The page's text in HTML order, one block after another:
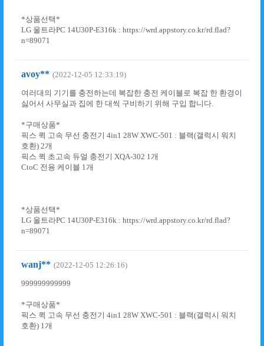
*상품선택*
LG 울트라PC 14U30P-E316k : https://wrd.appstory.co.kr/rd.flad?
n=89071
avoy** (2022-12-05 12:33:19)
여러대의 기기를 충전하는데 복잡한 충전 케이블로 복잡 한 환경이
싫어서 사무실과 집에 한 대씩 구비하기 위해 구입 합니다.
*구매상품*
픽스 퀵 고속 무선 충전기 4in1 28W XWC-501 : 블랙(갤럭시 워치
호환) 2개
픽스 퀵 초고속 듀얼 충전기 XQA-302 1개
CtoC 전용 케이블 1개
*상품선택*
LG 울트라PC 14U30P-E316k : https://wrd.appstory.co.kr/rd.flad?
n=89071
wanj** (2022-12-05 12:26:16)
999999999999
*구매상품*
픽스 퀵 고속 무선 충전기 4in1 28W XWC-501 : 블랙(갤럭시 워치
호환) 1개